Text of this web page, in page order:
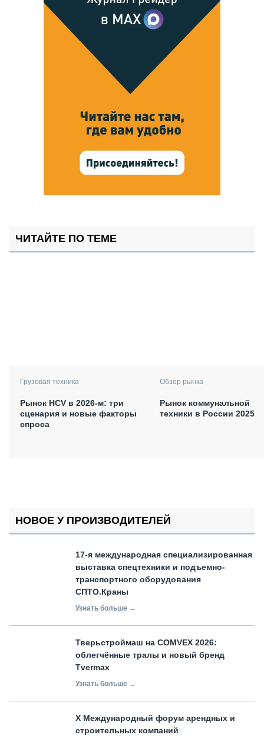
ЧИТАЙТЕ ПО ТЕМЕ
Грузовая техника
Рынок HCV в 2026-м: три
сценария и новые факторы
спроса
Обзор рынка
Рынок коммунальной
техники в России 2025
НОВОЕ У ПРОИЗВОДИТЕЛЕЙ
17-я международная специализированная
выставка спецтехники и подъемно-
транспортного оборудования
СПТО.Краны
Узнать больше →
Тверьстроймаш на COMVEX 2026:
облегчённые тралы и новый бренд
Tvermax
Узнать больше →
X Международный форум арендных и
строительных компаний